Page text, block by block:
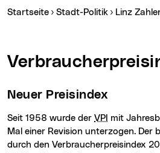
Sie sind hier:
Startseite Stadt-Politik Linz
Neuer Preisindex
Seit 1958 wurde der VPI mit
Mal einer Revision unterzogen. Der
durch den Verbraucherpreisindex